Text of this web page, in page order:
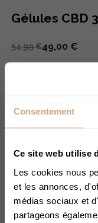
Consentement
Ce site web utilise
Les cookies nous
et les annonces,
médias sociaux et
partageons
AUTRES
Gélules CBD
49,00 €
54,99 €